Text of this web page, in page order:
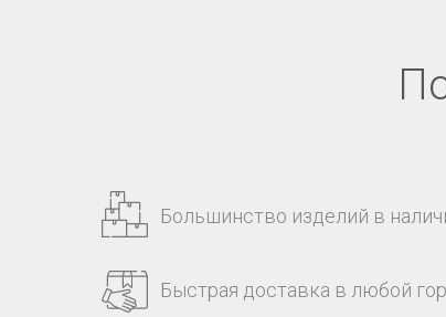
Большинство изделий в
Быстрая доставка в любой